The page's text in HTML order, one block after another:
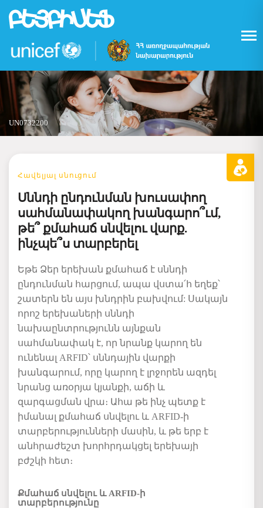
Skip
content
UN0732200
Հավելյալ սնուցում
Սննդի ընդունման խուսափող
սահմանափակող խանգարո՞ւմ,
թե՞ քմահաճ սնվելու վարք.
ինչպե՞ս տարբերել
Եթե Ձեր երեխան քմահաճ է սննդի
ընդունման հարցում, ապա վստա՛հ եղեք՝
շատերն են այս խնդրին բախվում: Սակայն
որոշ երեխաների սննդի
նախաընտրությունն այնքան
սահմանափակ է, որ նրանք կարող են
ունենալ ARFID՝ սննդային վարքի
խանգարում, որը կարող է լրջորեն ազդել
նրանց առօրյա կյանքի, աճի և
զարգացման վրա։ Ահա թե ինչ պետք է
իմանալ քմահաճ սնվելու և ARFID-ի
տարբերությունների մասին, և թե երբ է
անհրաժեշտ խորհրդակցել երեխայի
բժշկի հետ։
Քմահաճ սնվելու և ARFID-ի
տարբերությունը